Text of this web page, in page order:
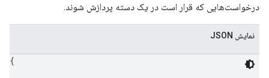
درخواست‌هایی که قرار است در یک دسته پردازش شوند.
نمایش JSON
{